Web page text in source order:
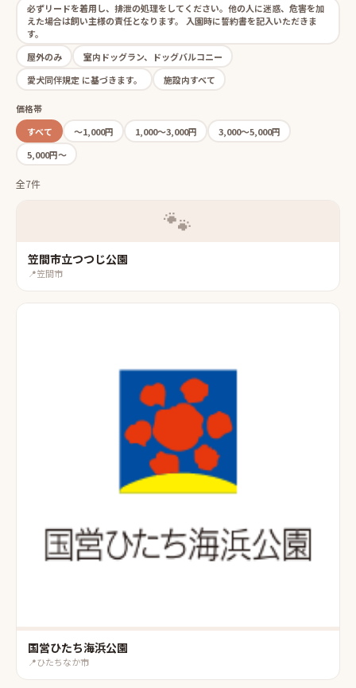
必ずリードを着用し、排泄の処理をしてください。他の人に迷惑、危害を加
えた場合は飼い主様の責任となります。 入園時に誓約書を記入いただきま
す。
屋外のみ
室内ドッグラン、ドッグバルコニー
愛犬同伴規定 に基づきます。
施設内すべて
価格帯
すべて
〜1,000円 1,000〜3,000円
3,000〜5,000円
5,000円〜
全7件
🐾
笠間市立つつじ公園
📍笠間市
国営ひたち海浜公園
📍ひたちなか市